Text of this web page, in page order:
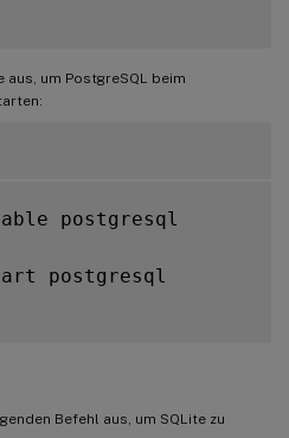
aus, um PostgreSQL beim
postgresql
postgresql
Befehl aus, um SQLite zu